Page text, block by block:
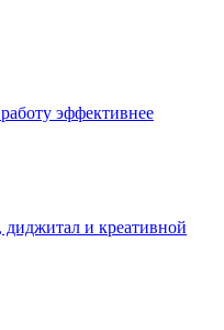
эффективнее
диджитал и креативной